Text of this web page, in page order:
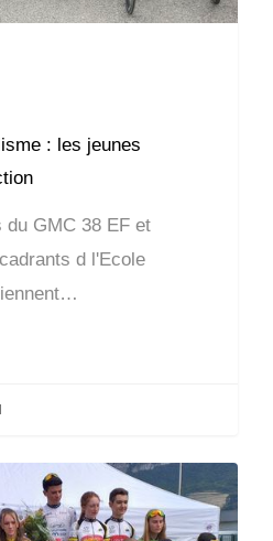
: les jeunes
du GMC 38 EF et
d l'Ecole